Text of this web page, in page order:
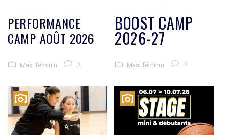
PERFORMANCE
CAMP AOÛT 2026
Maxi féminin 0
BOOST CAMP
2026-27
Maxi féminin 0